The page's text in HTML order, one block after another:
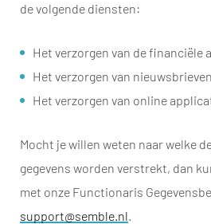
de volgende diensten:
Het verzorgen van de financiële
Het verzorgen van
Het verzorgen van online
Mocht je willen weten naar welke
gegevens worden verstrekt, dan
met onze Functionaris
support@semble.nl.